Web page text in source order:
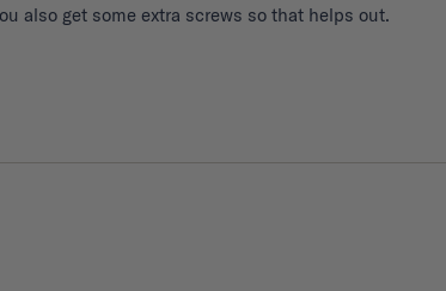
also get some extra screws so that helps out.